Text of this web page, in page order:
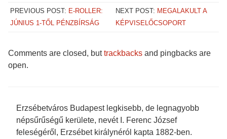
n
F
a
c
o
k
(
O
n
e
w
w
i
n
T
w
i
r
(
e
w
w
n
n
T
u
m
(
O
w
w
n
d
n
P
o
c
(
O
e
w
i
d
PREVIOUS POST: E-ROLLER:
JÚNIUS 1-TŐL PÉNZBÍRSÁG
NEXT POST: MEGALAKULT A
KÉPVISELŐCSOPORT
Comments are closed, buttrackbacks and pingbacks are
open.
Erzsébetváros Budapest legkisebb, de legnagyobb
népsűrűségű kerülete, nevét I. Ferenc József
feleségéről, Erzsébet királynéról kapta 1882-ben.